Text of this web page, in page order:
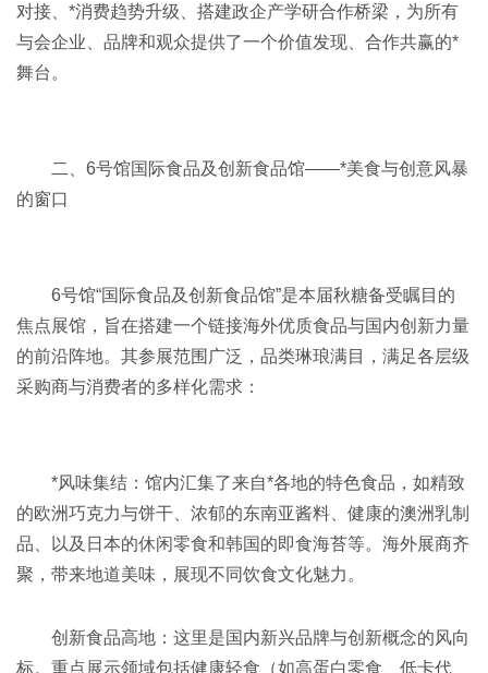
对接、*消费趋势升级、搭建政企产学研合作桥梁，为所有
与会企业、品牌和观众提供了一个价值发现、合作共赢的*
舞台。
二、6号馆国际食品及创新食品馆——*美食与创意风暴
的窗口
6号馆“国际食品及创新食品馆”是本届秋糖备受瞩目的
焦点展馆，旨在搭建一个链接海外优质食品与国内创新力量
的前沿阵地。其参展范围广泛，品类琳琅满目，满足各层级
采购商与消费者的多样化需求：
*风味集结：馆内汇集了来自*各地的特色食品，如精致
的欧洲巧克力与饼干、浓郁的东南亚酱料、健康的澳洲乳制
品、以及日本的休闲零食和韩国的即食海苔等。海外展商齐
聚，带来地道美味，展现不同饮食文化魅力。
创新食品高地：这里是国内新兴品牌与创新概念的风向
标。重点展示领域包括健康轻食（如高蛋白零食、低卡代